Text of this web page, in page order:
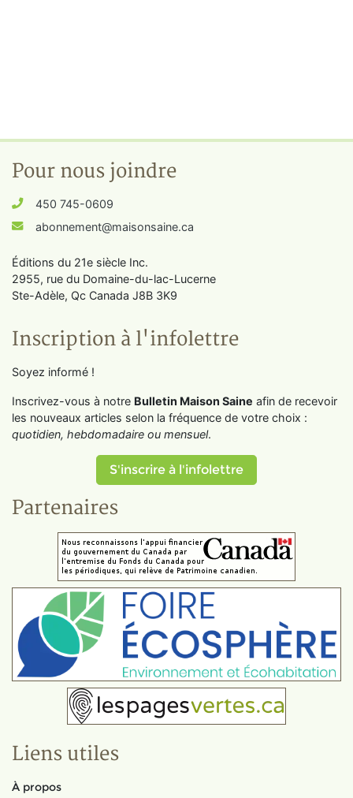
Pour nous joindre
450 745-0609
abonnement@maisonsaine.ca
Éditions du 21e siècle Inc.
2955, rue du Domaine-du-lac-Lucerne
Ste-Adèle, Qc Canada J8B 3K9
Inscription à l'infolettre
Soyez informé !
Inscrivez-vous à notre Bulletin Maison Saine afin de recevoir
les nouveaux articles selon la fréquence de votre choix :
quotidien, hebdomadaire ou mensuel.
S'inscrire à l'infolettre
Partenaires
Liens utiles
À propos